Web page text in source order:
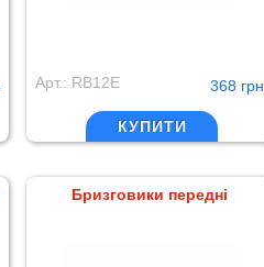
Арт.: RB12E 368 грн
КУПИТИ
Бризговики передні